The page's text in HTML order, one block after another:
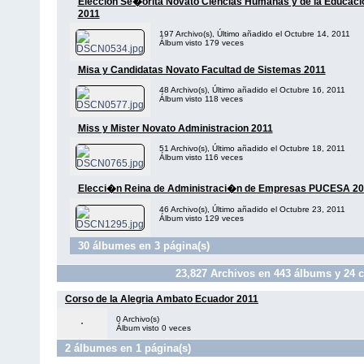
2011
197 Archivo(s), Último añadido el Octubre 14, 2011
Álbum visto 179 veces
Misa y Candidatas Novato Facultad de Sistemas 2011
48 Archivo(s), Último añadido el Octubre 16, 2011
Álbum visto 118 veces
Miss y Mister Novato Administracion 2011
51 Archivo(s), Último añadido el Octubre 18, 2011
Álbum visto 116 veces
Elecci�n Reina de Administraci�n de Empresas PUCESA
46 Archivo(s), Último añadido el Octubre 23, 2011
Álbum visto 129 veces
30 álbumes en 3 página(s)
23,827Archivos en 443álbums y 24
Corso de la Alegria Ambato Ecuador 2011
0 Archivo(s)
Álbum visto 0 veces
2 álbumes en 1 página(s)